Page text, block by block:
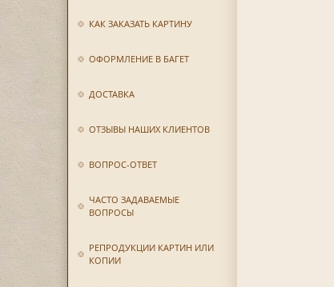
КАК ЗАКАЗАТЬ КАРТИНУ
ОФОРМЛЕНИЕ В БАГЕТ
ДОСТАВКА
ОТЗЫВЫ НАШИХ КЛИЕНТОВ
ВОПРОС-ОТВЕТ
ЧАСТО ЗАДАВАЕМЫЕ
ВОПРОСЫ
РЕПРОДУКЦИИ КАРТИН ИЛИ
КОПИИ